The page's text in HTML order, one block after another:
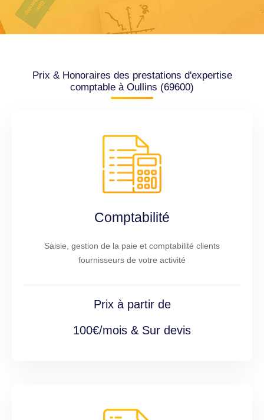
Prix & Honoraires des prestations d'expertise
comptable à Oullins (69600)
Comptabilité
Saisie, gestion de la paie et comptabilité clients
fournisseurs de votre activité
Prix à partir de
100€/mois & Sur devis